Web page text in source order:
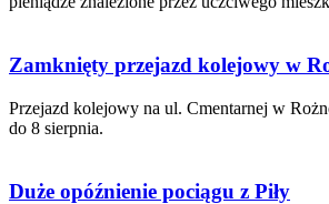
Zamknięty przejazd kolejowy w
Przejazd kolejowy na ul. Cmentarnej w
do 8 sierpnia.
Duże opóźnienie pociągu z Piły